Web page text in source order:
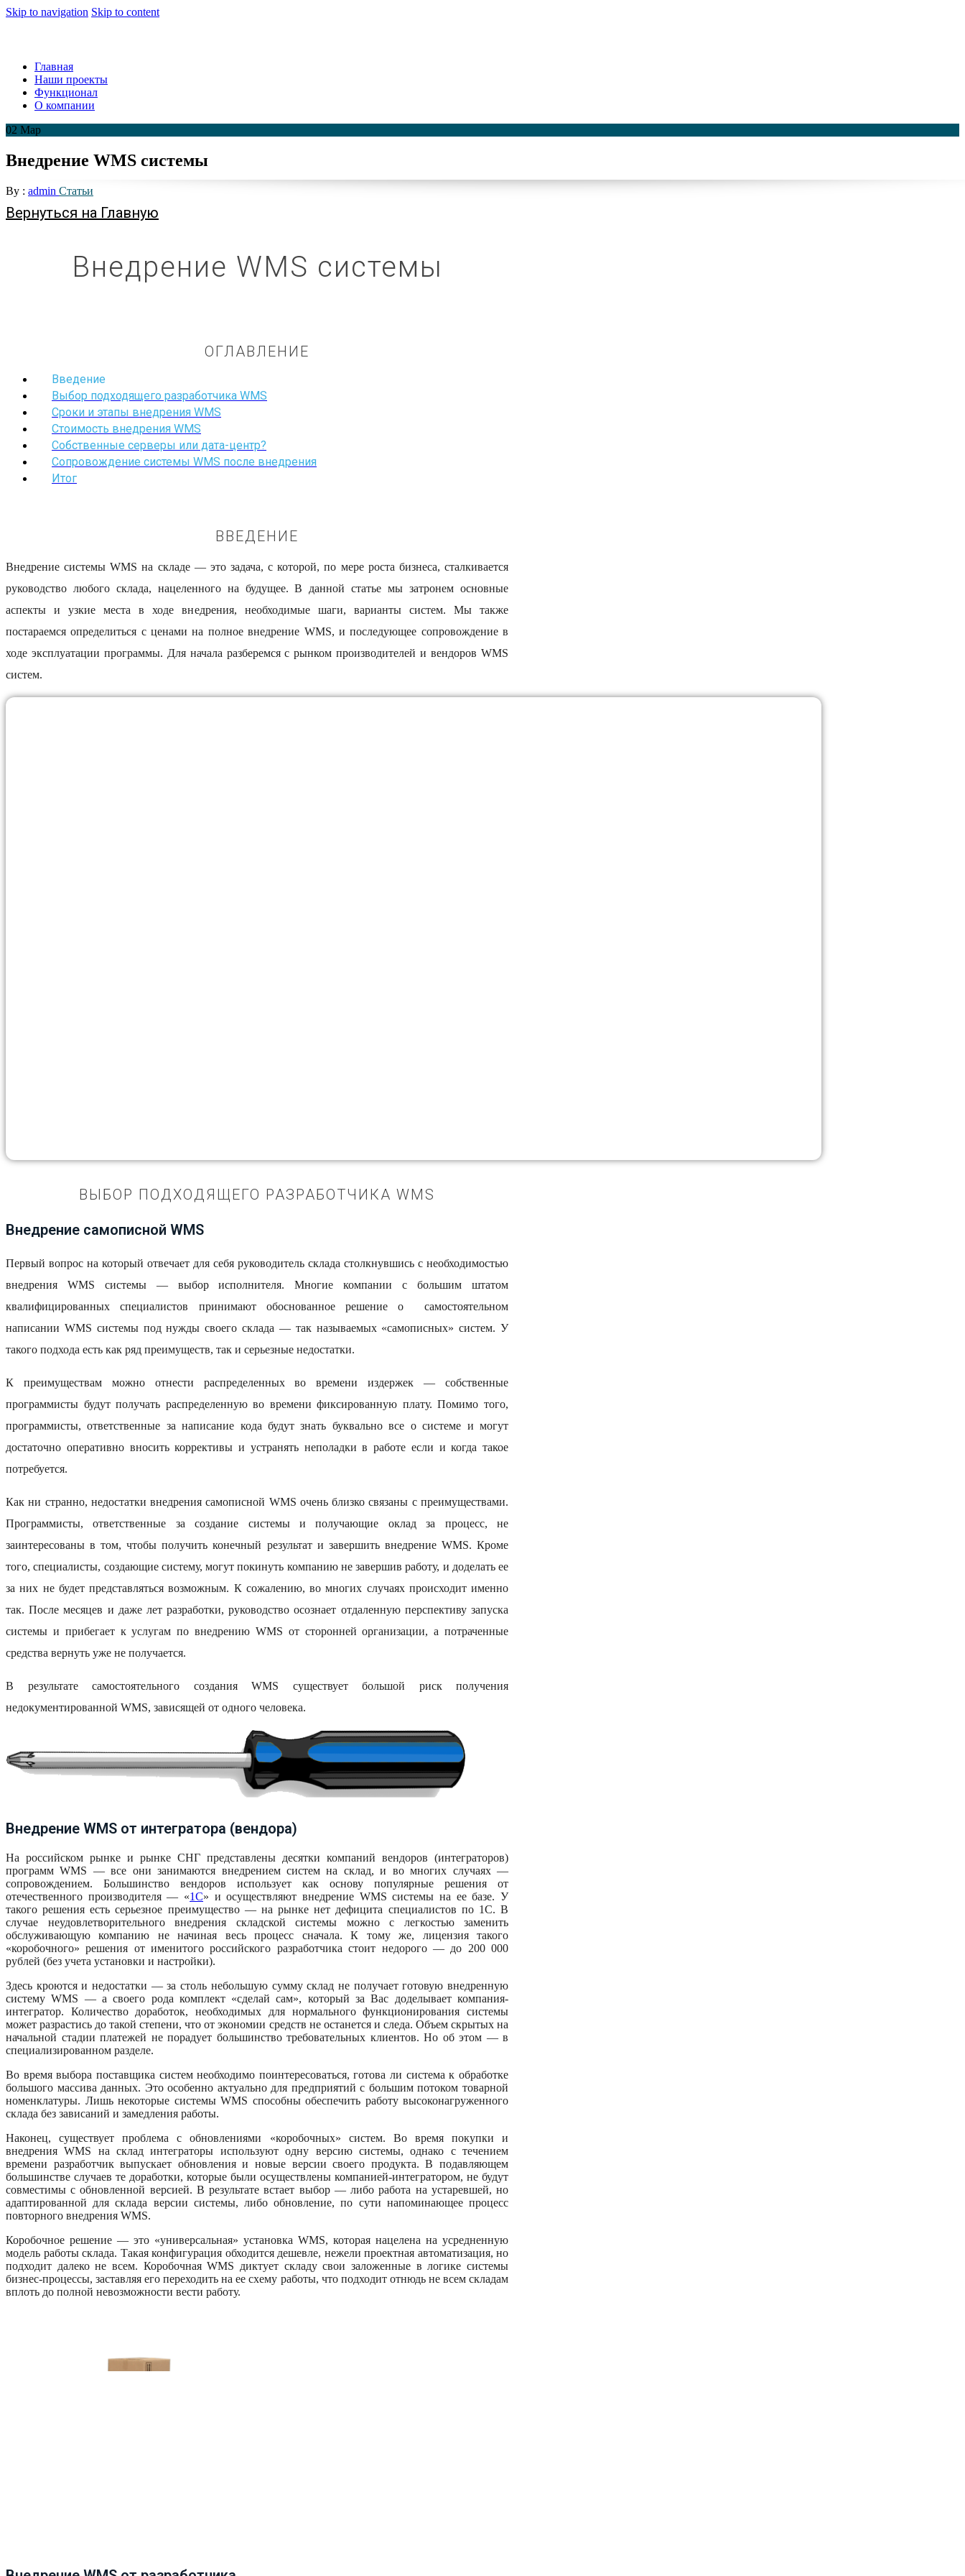
Skip to navigation Skip to content
RSBalance
Системы автоматизации бизнеса
Главная
Наши проекты
Функционал
О компании
02 Мар
Внедрение WMS системы
By : admin Статьи
Вернуться на Главную
Внедрение WMS системы
ОГЛАВЛЕНИЕ
Введение
Выбор подходящего разработчика WMS
Сроки и этапы внедрения WMS
Стоимость внедрения WMS
Собственные серверы или дата-центр?
Сопровождение системы WMS после внедрения
Итог
ВВЕДЕНИЕ
Внедрение системы WMS на складе — это задача, с которой, по мере роста бизнеса, сталкивается
руководство любого склада, нацеленного на будущее. В данной статье мы затронем основные
аспекты и узкие места в ходе внедрения, необходимые шаги, варианты систем. Мы также
постараемся определиться с ценами на полное внедрение WMS, и последующее сопровождение в
ходе эксплуатации программы. Для начала разберемся с рынком производителей и вендоров WMS
систем.
ВЫБОР ПОДХОДЯЩЕГО РАЗРАБОТЧИКА WMS
Внедрение самописной WMS
Первый вопрос на который отвечает для себя руководитель склада столкнувшись с необходимостью
внедрения WMS системы — выбор исполнителя. Многие компании с большим штатом
квалифицированных специалистов принимают обоснованное решение о самостоятельном
написании WMS системы под нужды своего склада — так называемых «самописных» систем. У
такого подхода есть как ряд преимуществ, так и серьезные недостатки.
К преимуществам можно отнести распределенных во времени издержек — собственные
программисты будут получать распределенную во времени фиксированную плату. Помимо того,
программисты, ответственные за написание кода будут знать буквально все о системе и могут
достаточно оперативно вносить коррективы и устранять неполадки в работе если и когда такое
потребуется.
Как ни странно, недостатки внедрения самописной WMS очень близко связаны с преимуществами.
Программисты, ответственные за создание системы и получающие оклад за процесс, не
заинтересованы в том, чтобы получить конечный результат и завершить внедрение WMS. Кроме
того, специалисты, создающие систему, могут покинуть компанию не завершив работу, и доделать ее
за них не будет представляться возможным. К сожалению, во многих случаях происходит именно
так. После месяцев и даже лет разработки, руководство осознает отдаленную перспективу запуска
системы и прибегает к услугам по внедрению WMS от сторонней организации, а потраченные
средства вернуть уже не получается.
В результате самостоятельного создания WMS существует большой риск получения
недокументированной WMS, зависящей от одного человека.
Внедрение WMS от интегратора (вендора)
На российском рынке и рынке СНГ представлены десятки компаний вендоров (интеграторов)
программ WMS — все они занимаются внедрением систем на склад, и во многих случаях —
сопровождением. Большинство вендоров использует как основу популярные решения от
отечественного производителя — «1С» и осуществляют внедрение WMS системы на ее базе. У
такого решения есть серьезное преимущество — на рынке нет дефицита специалистов по 1С. В
случае неудовлетворительного внедрения складской системы можно с легкостью заменить
обслуживающую компанию не начиная весь процесс сначала. К тому же, лицензия такого
«коробочного» решения от именитого российского разработчика стоит недорого — до 200 000
рублей (без учета установки и настройки).
Здесь кроются и недостатки — за столь небольшую сумму склад не получает готовую внедренную
систему WMS — а своего рода комплект «сделай сам», который за Вас доделывает компания-
интегратор. Количество доработок, необходимых для нормального функционирования системы
может разрастись до такой степени, что от экономии средств не останется и следа. Объем скрытых на
начальной стадии платежей не порадует большинство требовательных клиентов. Но об этом — в
специализированном разделе.
Во время выбора поставщика систем необходимо поинтересоваться, готова ли система к обработке
большого массива данных. Это особенно актуально для предприятий с большим потоком товарной
номенклатуры. Лишь некоторые системы WMS способны обеспечить работу высоконагруженного
склада без зависаний и замедления работы.
Наконец, существует проблема с обновлениями «коробочных» систем. Во время покупки и
внедрения WMS на склад интеграторы используют одну версию системы, однако с течением
времени разработчик выпускает обновления и новые версии своего продукта. В подавляющем
большинстве случаев те доработки, которые были осуществлены компанией-интегратором, не будут
совместимы с обновленной версией. В результате встает выбор — либо работа на устаревшей, но
адаптированной для склада версии системы, либо обновление, по сути напоминающее процесс
повторного внедрения WMS.
Коробочное решение — это «универсальная» установка WMS, которая нацелена на усредненную
модель работы склада. Такая конфигурация обходится дешевле, нежели проектная автоматизация, но
подходит далеко не всем. Коробочная WMS диктует складу свои заложенные в логике системы
бизнес-процессы, заставляя его переходить на ее схему работы, что подходит отнюдь не всем складам
вплоть до полной невозможности вести работу.